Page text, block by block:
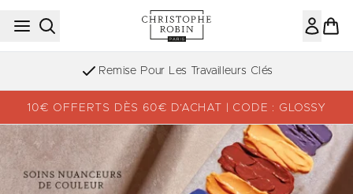
Passer au contenu principal
Remise Pour Les Travailleurs Clés
10€ OFFERTS DÈS 60€ D’ACHAT | CODE : GLOSSY